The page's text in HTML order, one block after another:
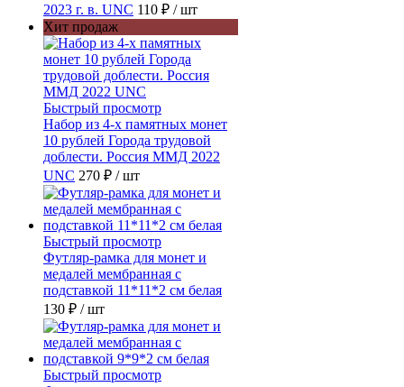
2023 г. в. UNC 110 ₽ / шт
Хит продаж
Быстрый просмотр
Набор из 4-х памятных монет
10 рублей Города трудовой
доблести. Россия ММД 2022
UNC 270 ₽ / шт
Быстрый просмотр
Футляр-рамка для монет и
медалей мембранная с
подставкой 11*11*2 см белая
130 ₽ / шт
Быстрый просмотр